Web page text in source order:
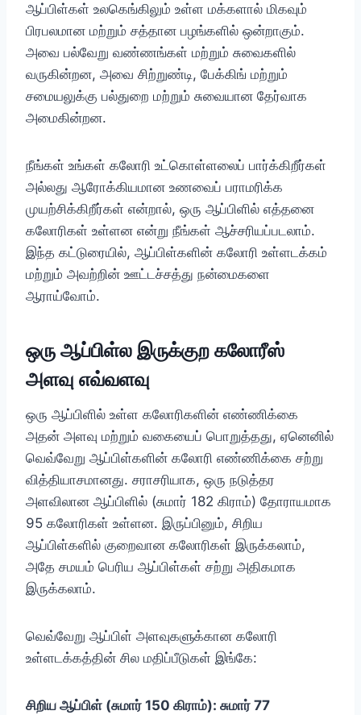
ஆப்பிள்கள் உலகெங்கிலும் உள்ள மக்களால் மிகவும்
பிரபலமான மற்றும் சத்தான பழங்களில் ஒன்றாகும்.
அவை பல்வேறு வண்ணங்கள் மற்றும் சுவைகளில்
வருகின்றன, அவை சிற்றுண்டி, பேக்கிங் மற்றும்
சமையலுக்கு பல்துறை மற்றும் சுவையான தேர்வாக
அமைகின்றன.
நீங்கள் உங்கள் கலோரி உட்கொள்ளலைப் பார்க்கிறீர்கள்
அல்லது ஆரோக்கியமான உணவைப் பராமரிக்க
முயற்சிக்கிறீர்கள் என்றால், ஒரு ஆப்பிளில் எத்தனை
கலோரிகள் உள்ளன என்று நீங்கள் ஆச்சரியப்படலாம்.
இந்த கட்டுரையில், ஆப்பிள்களின் கலோரி உள்ளடக்கம்
மற்றும் அவற்றின் ஊட்டச்சத்து நன்மைகளை
ஆராய்வோம்.
ஒரு ஆப்பிள்ல இருக்குற கலோரீஸ்
அளவு எவ்வளவு
ஒரு ஆப்பிளில் உள்ள கலோரிகளின் எண்ணிக்கை
அதன் அளவு மற்றும் வகையைப் பொறுத்தது, ஏனெனில்
வெவ்வேறு ஆப்பிள்களின் கலோரி எண்ணிக்கை சற்று
வித்தியாசமானது. சராசரியாக, ஒரு நடுத்தர
அளவிலான ஆப்பிளில் (சுமார் 182 கிராம்) தோராயமாக
95 கலோரிகள் உள்ளன. இருப்பினும், சிறிய
ஆப்பிள்களில் குறைவான கலோரிகள் இருக்கலாம்,
அதே சமயம் பெரிய ஆப்பிள்கள் சற்று அதிகமாக
இருக்கலாம்.
வெவ்வேறு ஆப்பிள் அளவுகளுக்கான கலோரி
உள்ளடக்கத்தின் சில மதிப்பீடுகள் இங்கே:
சிறிய ஆப்பிள் (சுமார் 150 கிராம்): சுமார் 77